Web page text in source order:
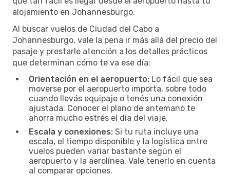
alojamiento en Johannesburgo.
Al buscar vuelos de Ciudad del Cabo a
Johannesburgo, vale la pena ir más allá del precio del
pasaje y prestarle atención a los detalles prácticos
que determinan cómo te va ese día:
Orientación en el aeropuerto: Lo fácil que sea
moverse por el aeropuerto importa, sobre todo
cuando llevás equipaje o tenés una conexión
ajustada. Conocer el plano de antemano te
ahorra mucho estrés el día del viaje.
Escala y conexiones: Si tu ruta incluye una
escala, el tiempo disponible y la logística entre
vuelos pueden variar bastante según el
aeropuerto y la aerolínea. Vale tenerlo en cuenta
al comparar opciones.